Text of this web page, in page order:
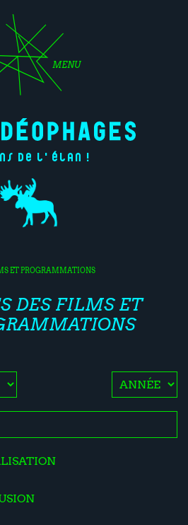
MENU
de l'élan !
ET PROGRAMMATIONS
DES FILMS ET